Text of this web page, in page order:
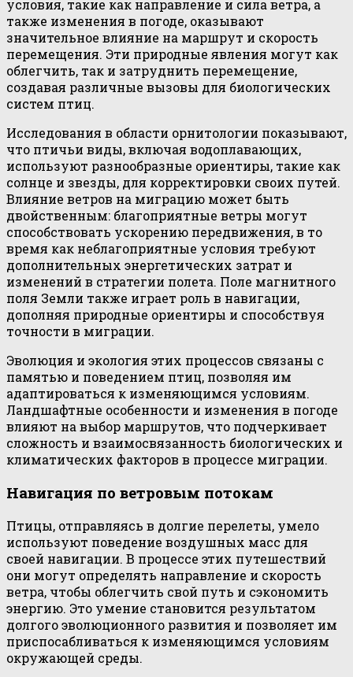
условия, такие как направление и сила ветра, а
также изменения в погоде, оказывают
значительное влияние на маршрут и скорость
перемещения. Эти природные явления могут как
облегчить, так и затруднить перемещение,
создавая различные вызовы для биологических
систем птиц.
Исследования в области орнитологии показывают,
что птичьи виды, включая водоплавающих,
используют разнообразные ориентиры, такие как
солнце и звезды, для корректировки своих путей.
Влияние ветров на миграцию может быть
двойственным: благоприятные ветры могут
способствовать ускорению передвижения, в то
время как неблагоприятные условия требуют
дополнительных энергетических затрат и
изменений в стратегии полета. Поле магнитного
поля Земли также играет роль в навигации,
дополняя природные ориентиры и способствуя
точности в миграции.
Эволюция и экология этих процессов связаны с
памятью и поведением птиц, позволяя им
адаптироваться к изменяющимся условиям.
Ландшафтные особенности и изменения в погоде
влияют на выбор маршрутов, что подчеркивает
сложность и взаимосвязанность биологических и
климатических факторов в процессе миграции.
Навигация по ветровым потокам
Птицы, отправляясь в долгие перелеты, умело
используют поведение воздушных масс для
своей навигации. В процессе этих путешествий
они могут определять направление и скорость
ветра, чтобы облегчить свой путь и сэкономить
энергию. Это умение становится результатом
долгого эволюционного развития и позволяет им
приспосабливаться к изменяющимся условиям
окружающей среды.